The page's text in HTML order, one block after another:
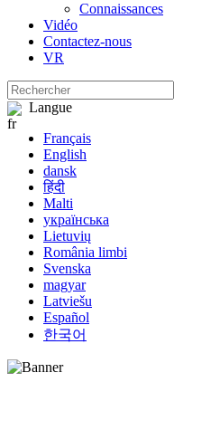
Connaissances
Vidéo
Contactez-nous
VR
Langue
Français
English
dansk
हिंदी
Malti
українська
Lietuvių
România limbi
Svenska
magyar
Latviešu
Español
한국어